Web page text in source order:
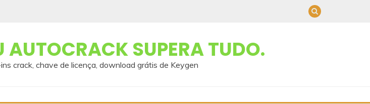
SUPERA TUDO.
crack, chave de licença, download grátis de Keygen